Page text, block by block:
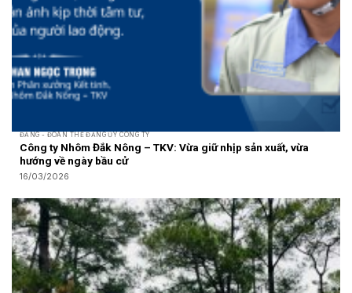
ĐẢNG - ĐOÀN THỂ ĐẢNG ỦY CÔNG TY
Công ty Nhôm Đắk Nông – TKV: Vừa giữ nhịp sản xuất, vừa
hướng về ngày bầu cử
16/03/2026